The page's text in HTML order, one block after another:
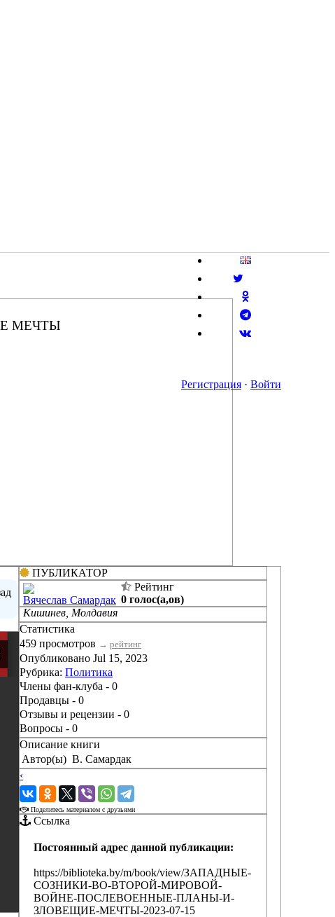
Регистрация · Войти
МЕЧТЫ
ПУБЛИКАТОР
Вячеслав Самардак
Кишинев, Молдавия
Рейтинг
0 голос(а,ов)
Статистика
459 просмотров → рейтинг
Опубликовано Jul 15, 2023
Рубрика: Политика
Члены фан-клуба - 0
Продавцы - 0
Отзывы и рецензии - 0
Вопросы - 0
Описание книги
Автор(ы) В. Самардак
‹
›
Поделитесь материалом с друзьями
Ссылка
Постоянный адрес данной публикации:
https://biblioteka.by/m/book/view/ЗАПАДНЫЕ-
СОЗНИКИ-ВО-ВТОРОЙ-МИРОВОЙ-
ВОЙНЕ-ПОСЛЕВОЕННЫЕ-ПЛАНЫ-И-
ЗЛОВЕЩИЕ-МЕЧТЫ-2023-07-15